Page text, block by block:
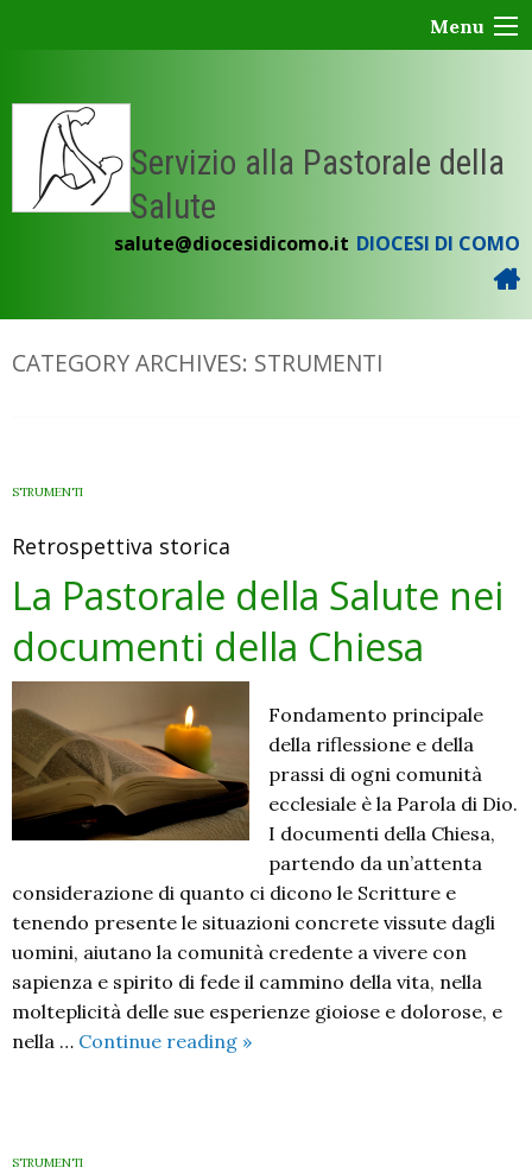
Menu
Servizio alla Pastorale della
Salute
salute@diocesidicomo.it DIOCESI DI COMO
CATEGORY ARCHIVES: STRUMENTI
STRUMENTI
Retrospettiva storica
La Pastorale della Salute nei
documenti della Chiesa
Fondamento principale
della riflessione e della
prassi di ogni comunità
ecclesiale è la Parola di Dio.
I documenti della Chiesa,
partendo da un’attenta
considerazione di quanto ci dicono le Scritture e
tenendo presente le situazioni concrete vissute dagli
uomini, aiutano la comunità credente a vivere con
sapienza e spirito di fede il cammino della vita, nella
molteplicità delle sue esperienze gioiose e dolorose, e
nella … Continue reading La
»
STRUMENTI